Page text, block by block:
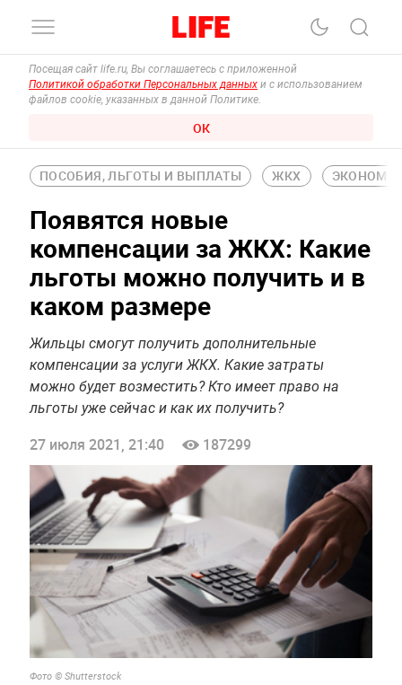
Посещая сайт life.ru, Вы соглашаетесь с приложенной
Политикой обработки Персональных данных и с использованием
файлов cookie, указанных в данной Политике.
ОК
ПОСОБИЯ, ЛЬГОТЫ И ВЫПЛАТЫ ЖКХ
Появятся новые
компенсации за ЖКХ: Какие
льготы можно получить и в
каком размере
Жильцы смогут получить дополнительные
компенсации за услуги ЖКХ. Какие затраты
можно будет возместить? Кто имеет право на
льготы уже сейчас и как их получить?
27 июля 2021, 21:40 187299
Фото © Shutterstock